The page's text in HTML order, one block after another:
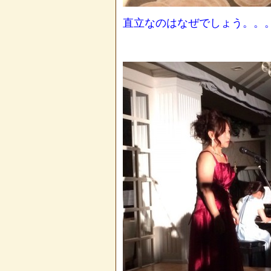
直立なのはなぜでしょう。。